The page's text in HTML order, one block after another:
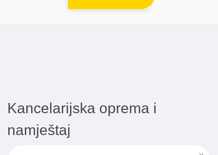
Kancelarijska oprema i
namještaj